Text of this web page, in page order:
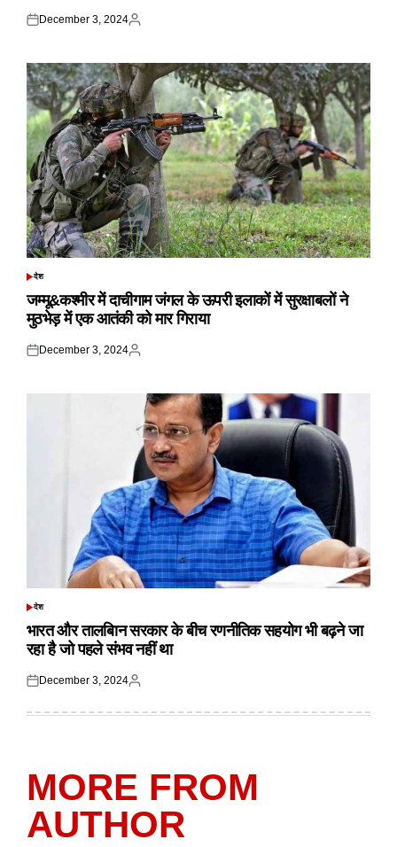
Posted
December 3, 2024
Posted
POSTED
देश
जम्मू&कश्मीर में दाचीगाम जंगल के ऊपरी इलाकों में सुरक्षाबलों ने
मुठभेड़ में एक आतंकी को मार गिराया
Posted
December 3, 2024
Posted
POSTED
देश
भारत और तालबिान सरकार के बीच रणनीतिक सहयोग भी बढ़ने जा
रहा है जो पहले संभव नहीं था
Posted
December 3, 2024
Posted
MORE FROM
AUTHOR